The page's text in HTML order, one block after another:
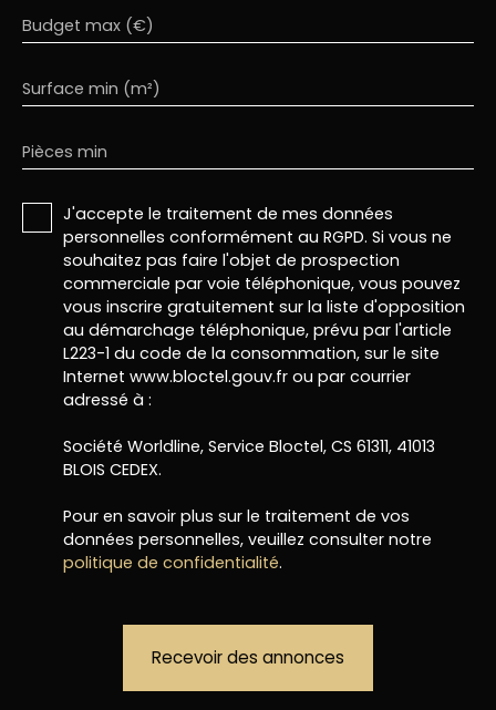
Budget max (€)
Surface min (m²)
Pièces min
J'accepte le traitement de mes données
personnelles conformément au RGPD. Si vous ne
souhaitez pas faire l'objet de prospection
commerciale par voie téléphonique, vous pouvez
vous inscrire gratuitement sur la liste d'opposition
au démarchage téléphonique, prévu par l'article
L223-1 du code de la consommation, sur le site
Internet www.bloctel.gouv.fr ou par courrier
adressé à :
Société Worldline, Service Bloctel, CS 61311, 41013
BLOIS CEDEX.
Pour en savoir plus sur le traitement de vos
données personnelles, veuillez consulter notre
politique de confidentialité.
Recevoir des annonces